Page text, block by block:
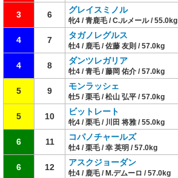
3 6 グレイスミノル
牝4 / 青鹿毛 / C.ルメール / 55.0kg
4 7 タガノレグルス
牡4 / 鹿毛 / 佐藤 友則 / 57.0kg
4 8 ダンツレガリア
牡4 / 青毛 / 藤岡 佑介 / 57.0kg
5 9 モンラッシェ
牡5 / 栗毛 / 松山 弘平 / 57.0kg
5 10 ビットレート
牝4 / 栗毛 / 川田 将雅 / 55.0kg
6 11 コパノチャールズ
牡4 / 栗毛 / 幸 英明 / 57.0kg
6 12 アスクジョーダン
牡4 / 鹿毛 / M.デムーロ / 57.0kg